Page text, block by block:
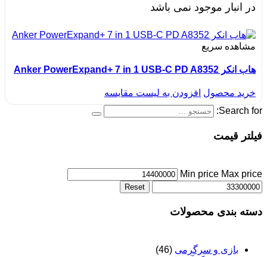
در انبار موجود نمی باشد
مشاهده سریع
هاب انکر Anker PowerExpand+ 7 in 1 USB-C PD A8352
خرید محصول افزودن به لیست مقایسه
Search for:
فیلتر قیمت
Min price Max price
Reset
دسته بندی محصولات
بازی و سرگرمی (46)